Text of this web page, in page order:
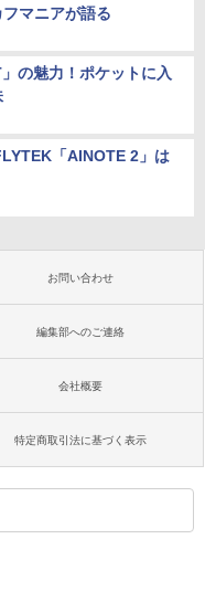
マニアが語る
の魅力！ポケットに入
「AINOTE 2」は
お問い合わせ
編集部へのご連絡
会社概要
特定商取引法に基づく表示